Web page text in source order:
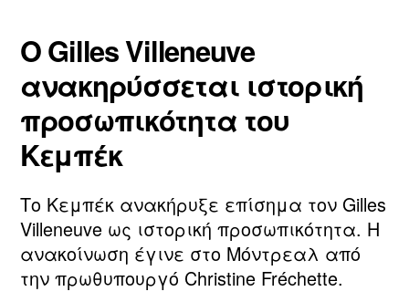
Ο Gilles Villeneuve
ανακηρύσσεται ιστορική
προσωπικότητα του
Κεμπέκ
Το Κεμπέκ ανακήρυξε επίσημα τον Gilles
Villeneuve ως ιστορική προσωπικότητα. Η
ανακοίνωση έγινε στο Μόντρεαλ από
την πρωθυπουργό Christine Fréchette.